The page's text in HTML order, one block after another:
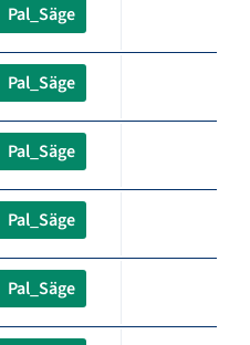
Pal_Säge
Pal_Säge
Pal_Säge
Pal_Säge
Pal_Säge